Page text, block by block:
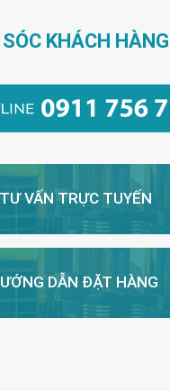
KHÁCH HÀNG
TƯ VẤN TRỰC TUYẾN
DẪN ĐẶT HÀNG